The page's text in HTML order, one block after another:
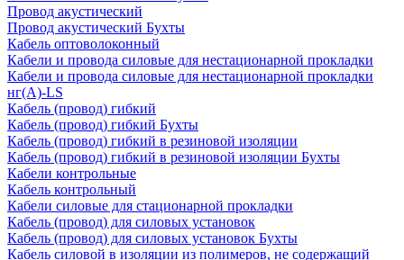
Провод акустический
Провод акустический Бухты
Кабель оптоволоконный
Кабели и провода силовые для нестационарной прокладки
Кабели и провода силовые для нестационарной прокладки
нг(А)-LS
Кабель (провод) гибкий
Кабель (провод) гибкий Бухты
Кабель (провод) гибкий в резиновой изоляции
Кабель (провод) гибкий в резиновой изоляции Бухты
Кабели контрольные
Кабель контрольный
Кабели силовые для стационарной прокладки
Кабель (провод) для силовых установок
Кабель (провод) для силовых установок Бухты
Кабель силовой в изоляции из полимеров, не содержащий